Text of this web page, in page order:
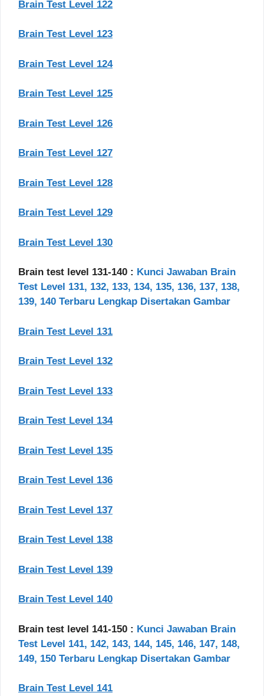
Brain Test Level 122
Brain Test Level 123
Brain Test Level 124
Brain Test Level 125
Brain Test Level 126
Brain Test Level 127
Brain Test Level 128
Brain Test Level 129
Brain Test Level 130
Brain test level 131-140 : Kunci Jawaban Brain
Test Level 131, 132, 133, 134, 135, 136, 137, 138,
139, 140 Terbaru Lengkap Disertakan Gambar
Brain Test Level 131
Brain Test Level 132
Brain Test Level 133
Brain Test Level 134
Brain Test Level 135
Brain Test Level 136
Brain Test Level 137
Brain Test Level 138
Brain Test Level 139
Brain Test Level 140
Brain test level 141-150 : Kunci Jawaban Brain
Test Level 141, 142, 143, 144, 145, 146, 147, 148,
149, 150 Terbaru Lengkap Disertakan Gambar
Brain Test Level 141